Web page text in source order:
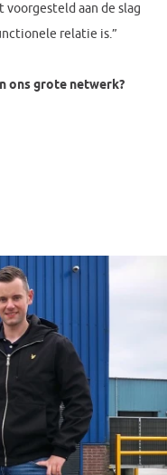
aan de slag
relatie is.”
ons grote netwerk?